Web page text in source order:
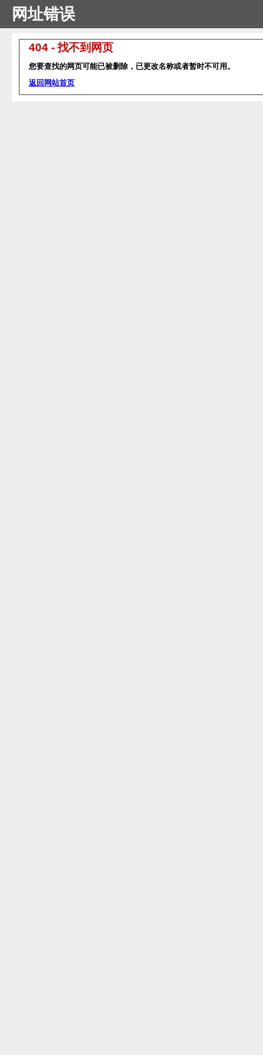
网址错误
404 - 找不到网页
您要查找的网页可能已被删除，已更改名称或者暂时不可用。
返回网站首页